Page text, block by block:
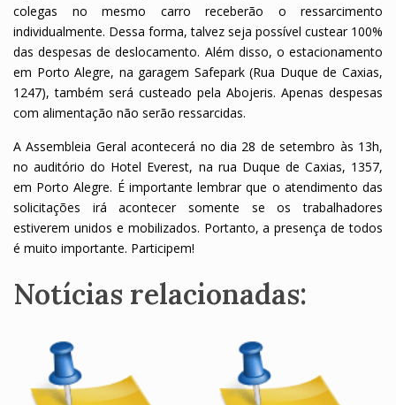
colegas no mesmo carro receberão o ressarcimento
individualmente. Dessa forma, talvez seja possível custear 100%
das despesas de deslocamento. Além disso, o estacionamento
em Porto Alegre, na garagem Safepark (Rua Duque de Caxias,
1247), também será custeado pela Abojeris. Apenas despesas
com alimentação não serão ressarcidas.
A Assembleia Geral acontecerá no dia 28 de setembro às 13h,
no auditório do Hotel Everest, na rua Duque de Caxias, 1357,
em Porto Alegre. É importante lembrar que o atendimento das
solicitações irá acontecer somente se os trabalhadores
estiverem unidos e mobilizados. Portanto, a presença de todos
é muito importante. Participem!
Notícias relacionadas: